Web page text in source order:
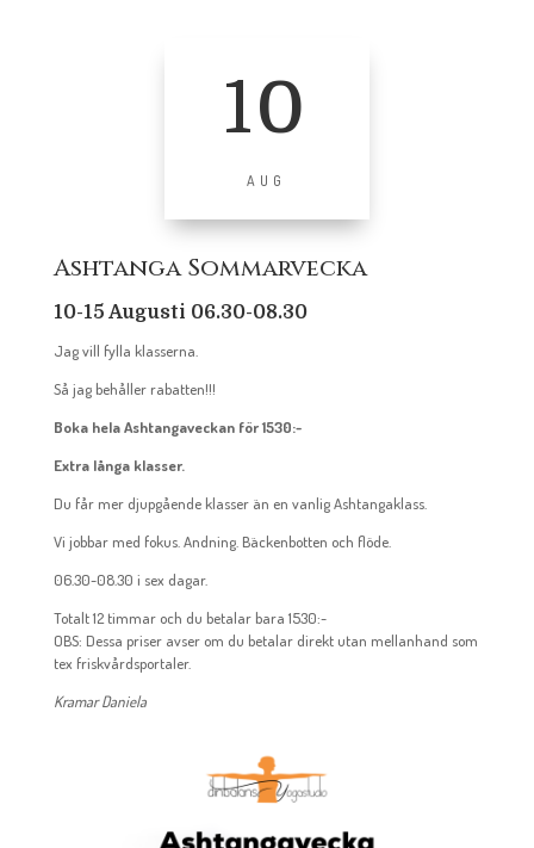
10
AUG
Ashtanga Sommarvecka
10-15 Augusti 06.30-08.30
Jag vill fylla klasserna.
Så jag behåller rabatten!!!
Boka hela Ashtangaveckan för 1530:-
Extra långa klasser.
Du får mer djupgående klasser än en vanlig Ashtangaklass.
Vi jobbar med fokus. Andning. Bäckenbotten och flöde.
06.30-08.30 i sex dagar.
Totalt 12 timmar och du betalar bara 1530:-
OBS: Dessa priser avser om du betalar direkt utan mellanhand som
tex friskvårdsportaler.
Kramar Daniela